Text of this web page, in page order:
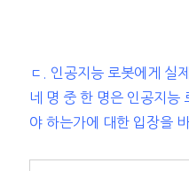
ㄷ. 인공지능 로봇에게 실
네 명 중 한 명은 인공지능
야 하는가에 대한 입장을